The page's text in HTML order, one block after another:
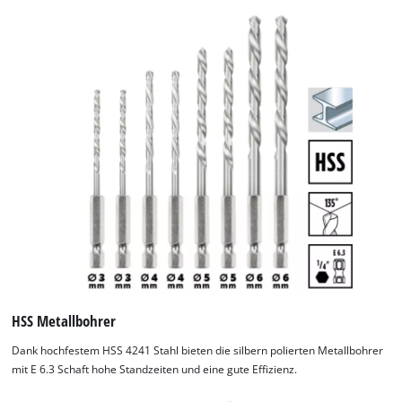
Gebrauchs. Vier Bohrstopper in 5 / 6 / 8 / 10 mm aus
robustem Werkzeugstahl und der dazugehörige 2,5-mm-
Innensechskantschlüssel zum Justieren der Fixierschraube
vervollständigen die Auswahl hochwertiger Einhell
Werkzeuge. Alle Bestandteile des Metallbohrer-Sets sind
übersichtlich in einer praktischen Aufbewahrungsbox mit
robustem Auto-Lock-Clip-Verschluss und transparentem
Deckel verstaut. Für ein Maximum an Flexibilität sind sie für
den Einsatz in handelsüblichen Akkuschraubern und
Bohrmaschinen geeignet. Das 95-teilige Werkzeug-Set bietet
für jede Herausforderung das passende Werkzeug.
HSS Metallbohrer
Dank hochfestem HSS 4241 Stahl bieten die silbern polierten Metallbohrer
mit E 6.3 Schaft hohe Standzeiten und eine gute Effizienz.